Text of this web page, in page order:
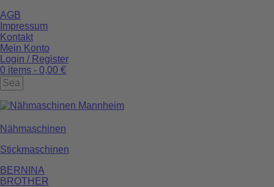
AGB
Impressum
Kontakt
Mein Konto
Login / Register
0 items - 0,00 €
Nähmaschinen
Stickmaschinen
BERNINA
BROTHER